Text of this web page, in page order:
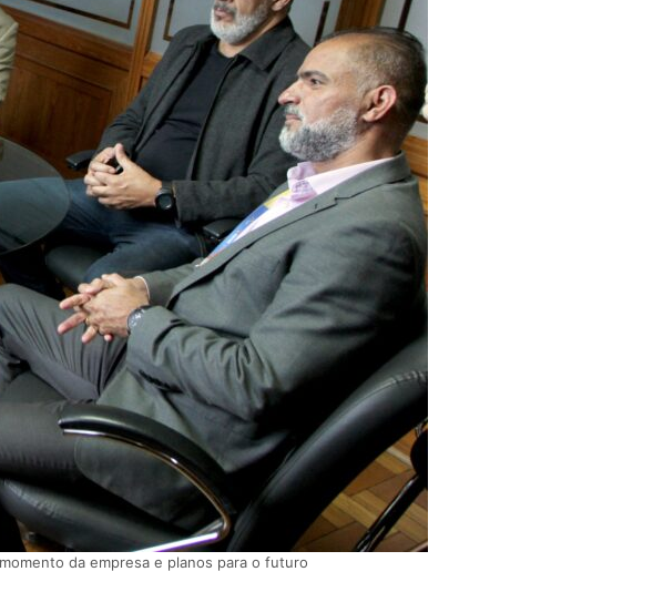
da empresa e planos para o futuro